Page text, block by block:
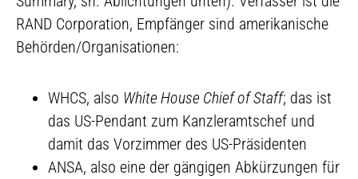
RAND Corporation, Empfänger sind amerikanische
Behörden/Organisationen:
WHCS, also White House Chief of Staff; das ist
das US-Pendant zum Kanzleramtschef und
damit das Vorzimmer des US-Präsidenten
ANSA, also eine der gängigen Abkürzungen für